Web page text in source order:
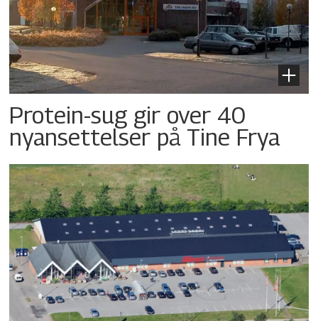
Protein-sug gir over 40
nyansettelser på Tine Frya